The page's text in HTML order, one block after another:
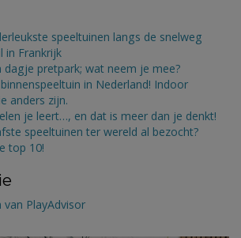
speeltuinen langs de snelweg
in Frankrijk
dagje pretpark; wat neem je mee?
in Nederland! Indoor
anders zijn.
je leert…, en dat is meer dan je denkt!
speeltuinen ter wereld al bezocht?
top 10!
van PlayAdvisor